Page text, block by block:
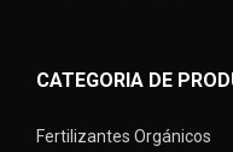
CATEGORIA DE
Fertilizantes Orgánicos